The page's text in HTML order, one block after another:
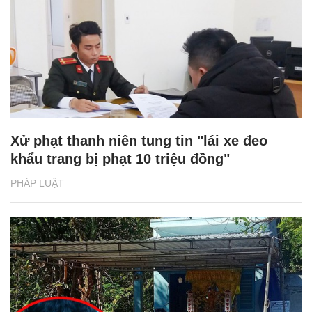
PHÁP LUẬT
Xử phạt thanh niên tung tin "lái xe đeo
khẩu trang bị phạt 10 triệu đồng"